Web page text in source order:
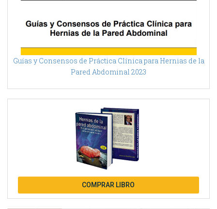
Guías y Consensos de Práctica Clínica para Hernias de la
Pared Abdominal 2023
COMPRAR LIBRO